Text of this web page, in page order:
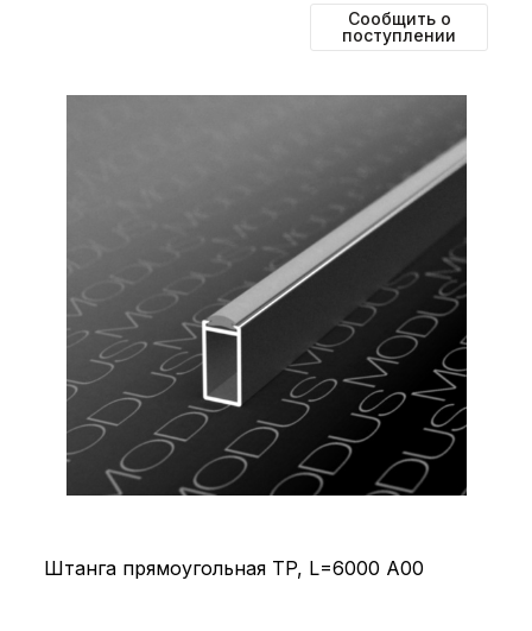
Сообщить о
поступлении
Штанга прямоугольная TP, L=6000 А00